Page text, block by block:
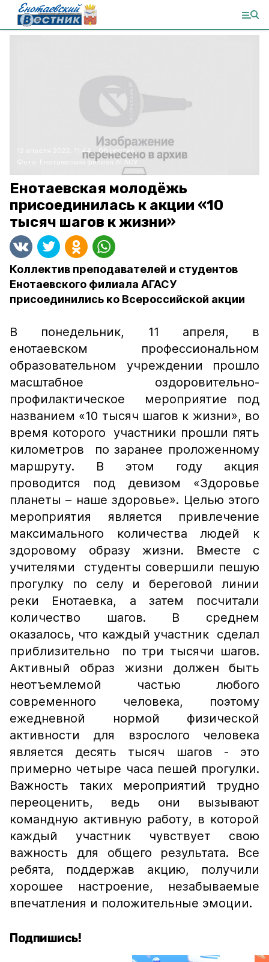
12 апреля 2022, 11:44
Общество
Енотаевский филиал АГАСУ
Енотаевская молодёжь
присоединилась к акции «10
тысяч шагов к жизни»
Коллектив преподавателей и студентов
Енотаевского филиала АГАСУ
присоединились ко Всероссийской акции
В понедельник, 11 апреля, в
енотаевском профессиональном
образовательном учреждении прошло
масштабное оздоровительно-
профилактическое мероприятие под
названием «10 тысяч шагов к жизни», во
время которого участники прошли пять
километров по заранее проложенному
маршруту. В этом году акция
проводится под девизом «Здоровье
планеты – наше здоровье». Целью этого
мероприятия является привлечение
максимального количества людей к
здоровому образу жизни. Вместе с
учителями студенты совершили пешую
прогулку по селу и береговой линии
реки Енотаевка, а затем посчитали
количество шагов. В среднем
оказалось, что каждый участник сделал
приблизительно по три тысячи шагов.
Активный образ жизни должен быть
неотъемлемой частью любого
современного человека, поэтому
ежедневной нормой физической
активности для взрослого человека
является десять тысяч шагов - это
примерно четыре часа пешей прогулки.
Важность таких мероприятий трудно
переоценить, ведь они вызывают
командную активную работу, в которой
каждый участник чувствует свою
важность для общего результата. Все
ребята, поддержав акцию, получили
хорошее настроение, незабываемые
впечатления и положительные эмоции.
Подпишись!